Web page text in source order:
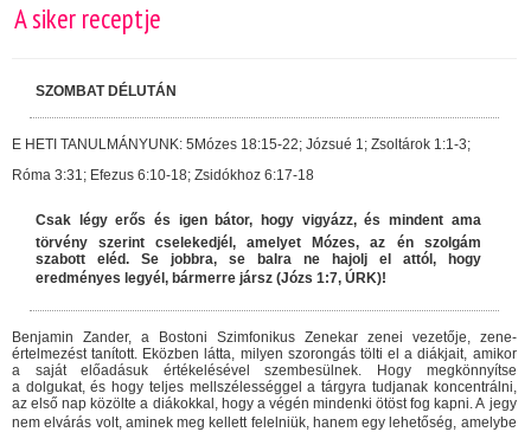
A siker receptje
SZOMBAT DÉLUTÁN
E HETI TANULMÁNYUNK: 5Mózes 18:15-22; Józsué 1; Zsoltárok 1:1-3;
Róma 3:31; Efezus 6:10-18; Zsidókhoz 6:17-18
Csak légy erős és igen bátor, hogy vigyázz, és mindent ama
törvény szerint cselekedjél, amelyet Mózes, az én szolgám
szabott eléd. Se jobbra, se balra ne hajolj el attól, hogy
eredményes legyél, bármerre jársz (Józs 1:7, ÚRK)!
Benjamin Zander, a Bostoni Szimfonikus Zenekar zenei vezetője, zene­
értelmezést tanított. Eközben látta, milyen szorongás tölti el a diákjait, amikor
a saját előadásuk értékelésével szembesülnek. Hogy megkönnyítse
a dolgukat, és hogy teljes mellszélességgel a tárgyra tudjanak koncentrálni,
az első nap közölte a diákokkal, hogy a végén mindenki ötöst fog kapni. A jegy
nem elvárás volt, aminek meg kellett felelniük, hanem egy lehetőség, amelybe